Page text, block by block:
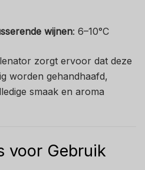
wijnen: 6–10°C
zorgt ervoor dat deze
worden gehandhaafd,
smaak en aroma
voor Gebruik